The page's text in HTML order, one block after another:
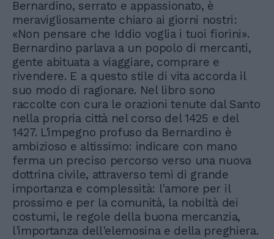
Bernardino, serrato e appassionato, è
meravigliosamente chiaro ai giorni nostri:
«Non pensare che Iddio voglia i tuoi fiorini».
Bernardino parlava a un popolo di mercanti,
gente abituata a viaggiare, comprare e
rivendere. E a questo stile di vita accorda il
suo modo di ragionare. Nel libro sono
raccolte con cura le orazioni tenute dal Santo
nella propria città nel corso del 1425 e del
1427. L'impegno profuso da Bernardino è
ambizioso e altissimo: indicare con mano
ferma un preciso percorso verso una nuova
dottrina civile, attraverso temi di grande
importanza e complessità: l'amore per il
prossimo e per la comunità, la nobiltà dei
costumi, le regole della buona mercanzia,
l'importanza dell'elemosina e della preghiera.